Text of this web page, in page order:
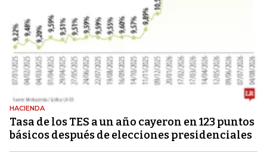
HACIENDA
Tasa de los TES a un año cayeron en 123 puntos
básicos después de elecciones presidenciales